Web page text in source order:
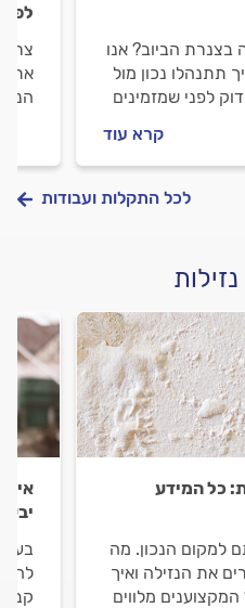
בצנרת הביוב? אנו
תתנהלו נכון מול
לפני שמזמינים
קרא עוד
לכל התקלות ועבודות
כל המידע
למקום הנכון. מה
את הנזילה ואיך
מלווים
איך
יבש